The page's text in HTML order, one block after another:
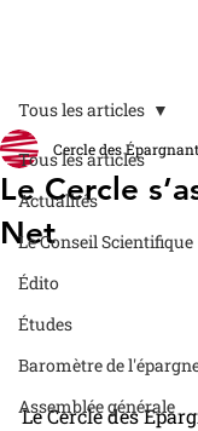
Tous les articles
Actualités
Le Conseil Scientifique
Édito
Études
Baromètre de
Assemblée générale
Tous les articles
Le Cercle
Net
Cercle des
Le Cercle des